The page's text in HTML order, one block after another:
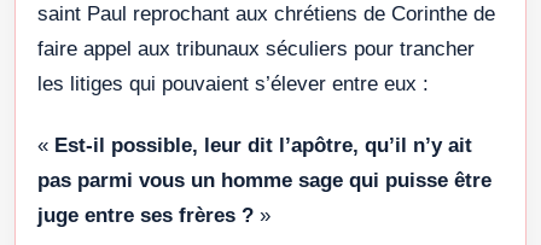
saint Paul reprochant aux chrétiens de Corinthe de
faire appel aux tribunaux séculiers pour trancher
les litiges qui pouvaient s’élever entre eux :
« Est-il possible, leur dit l’apôtre, qu’il n’y ait
pas parmi vous un homme sage qui puisse être
juge entre ses frères ? »